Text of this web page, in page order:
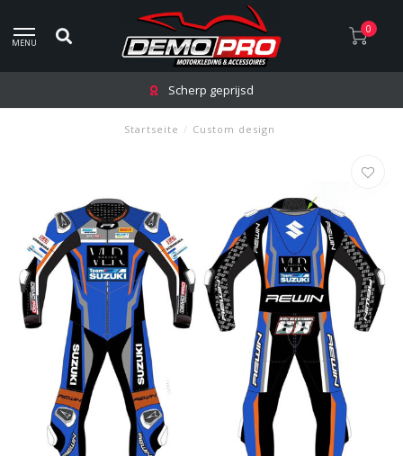
MENU
0
Scherp geprijsd
Startseite / Custom design